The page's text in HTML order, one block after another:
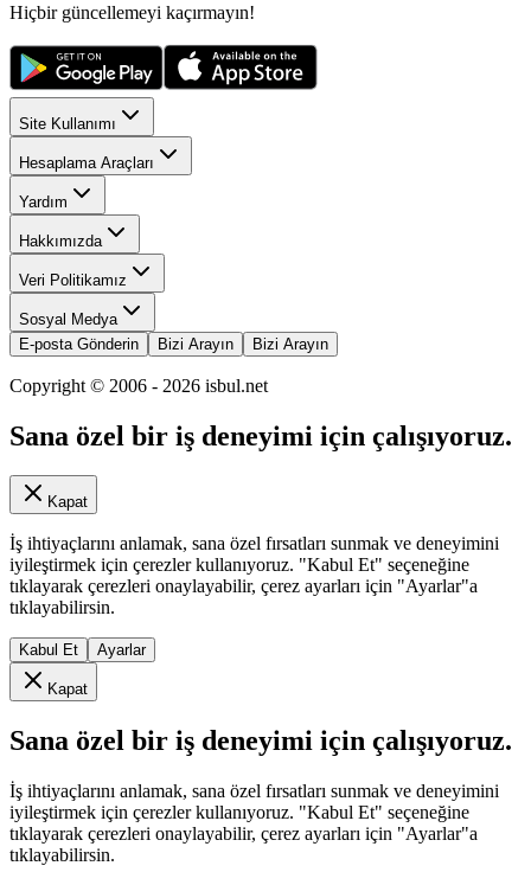
Hiçbir güncellemeyi kaçırmayın!
Site Kullanımı
Hesaplama Araçları
Yardım
Hakkımızda
Veri Politikamız
Sosyal Medya
E-posta Gönderin
Bizi Arayın Bizi Arayın
Copyright © 2006 - 2026 isbul.net
Sana özel bir iş deneyimi için çalışıyoruz.
Kapat
İş ihtiyaçlarını anlamak, sana özel fırsatları sunmak ve deneyimini
iyileştirmek için çerezler kullanıyoruz. "Kabul Et" seçeneğine
tıklayarak çerezleri onaylayabilir, çerez ayarları için "Ayarlar"a
tıklayabilirsin.
Kabul Et Ayarlar
Kapat
Sana özel bir iş deneyimi için çalışıyoruz.
İş ihtiyaçlarını anlamak, sana özel fırsatları sunmak ve deneyimini
iyileştirmek için çerezler kullanıyoruz. "Kabul Et" seçeneğine
tıklayarak çerezleri onaylayabilir, çerez ayarları için "Ayarlar"a
tıklayabilirsin.